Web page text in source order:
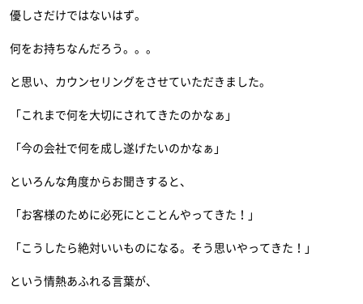
優しさだけではないはず。
何をお持ちなんだろう。。。
と思い、カウンセリングをさせていただきました。
「これまで何を大切にされてきたのかなぁ」
「今の会社で何を成し遂げたいのかなぁ」
といろんな角度からお聞きすると、
「お客様のために必死にとことんやってきた！」
「こうしたら絶対いいものになる。そう思いやってきた！」
という情熱あふれる言葉が、